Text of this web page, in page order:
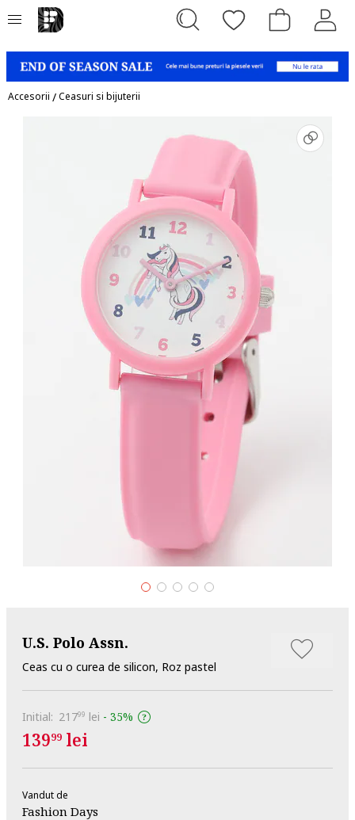
Accesorii /Ceasuri si bijuterii
U.S. Polo Assn.
Ceas cu o curea de silicon, Roz pastel
Initial: 21799 lei - 35%
13999 lei
Vandut de
Fashion Days